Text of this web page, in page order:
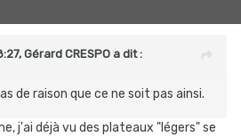
Gérard CRESPO a dit :
de raison que ce ne soit pas ainsi.
j'ai déjà vu des plateaux "légers" se